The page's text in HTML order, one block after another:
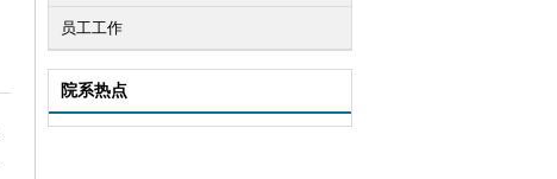
员工工作
院系热点